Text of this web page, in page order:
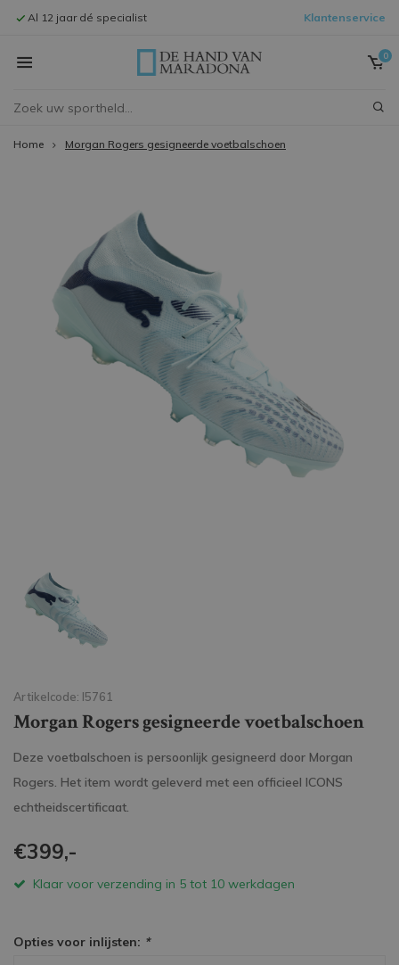
Al 12 jaar dé specialist Klantenservice
0
Home Morgan Rogers gesigneerde voetbalschoen
Artikelcode: I5761
Morgan Rogers gesigneerde voetbalschoen
Deze voetbalschoen is persoonlijk gesigneerd door Morgan
Rogers. Het item wordt geleverd met een officieel ICONS
echtheidscertificaat.
€399,-
Klaar voor verzending in 5 tot 10 werkdagen
Opties voor inlijsten: *